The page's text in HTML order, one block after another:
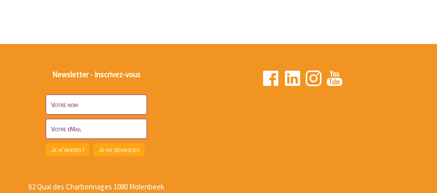
Newsletter - Inscrivez-vous
62 Quai des Charbonnages 1080 Molenbeek